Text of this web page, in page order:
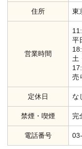
住所 東
営業時間
平
土
売
定休日 な
禁煙・喫煙 完
電話番号